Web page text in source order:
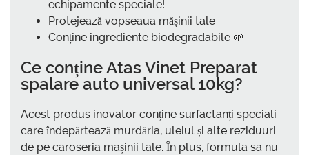
echipamente speciale!
Protejează vopseaua mășinii tale
Conține ingrediente biodegradabile 🌱
Ce conțineAtas Vinet Preparat
spalare auto universal 10kg?
Acest produs inovator conține surfactanți speciali
care îndepărtează murdăria, uleiul și alte reziduuri
de pe caroseria mașinii tale. În plus, formula sa nu